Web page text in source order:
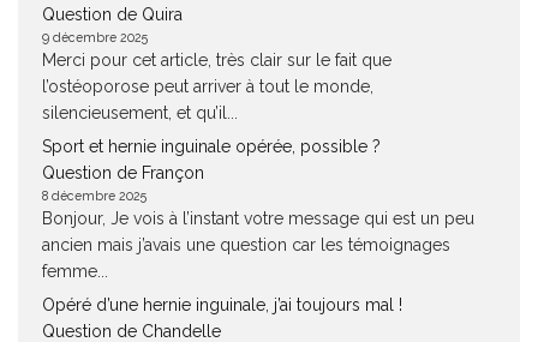
Question de Quira
9 décembre 2025
Merci pour cet article, très clair sur le fait que
l’ostéoporose peut arriver à tout le monde,
silencieusement, et qu’il...
Sport et hernie inguinale opérée, possible ?
Question de Françon
8 décembre 2025
Bonjour, Je vois à l’instant votre message qui est un peu
ancien mais j’avais une question car les témoignages
femme...
Opéré d’une hernie inguinale, j’ai toujours mal !
Question de Chandelle